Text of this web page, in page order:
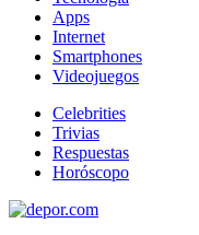
Apps
Internet
Smartphones
Videojuegos
Celebrities
Trivias
Respuestas
Horóscopo